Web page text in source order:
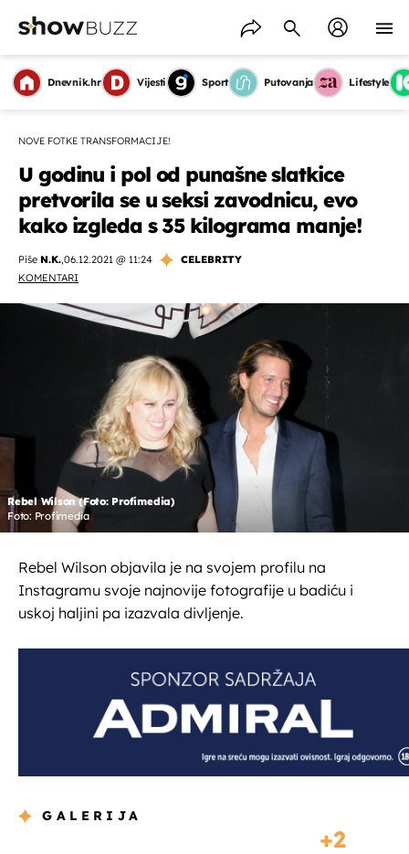
Dnevnik.hr Vijesti Sport Putovanja Lifestyle
NOVE FOTKE TRANSFORMACIJE!
U godinu i pol od punašne slatkice
pretvorila se u seksi zavodnicu, evo
kako izgleda s 35 kilograma manje!
Piše N.K.,06.12.2021 @ 11:24
CELEBRITY
KOMENTARI
Rebel Wilson (Foto: Profimedia)
Foto: Profimedia
Rebel Wilson objavila je na svojem profilu na
Instagramu svoje najnovije fotografije u badiću i
uskoj haljini pa izazvala divljenje.
GALERIJA
2
OMOGUĆI OBAVIJESTI